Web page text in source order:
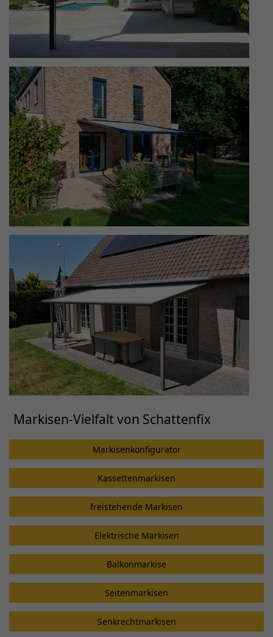
Markisen-Vielfalt von Schattenfix
Markisenkonfigurator
Kassettenmarkisen
freistehende Markisen
Elektrische Markisen
Balkonmarkise
Seitenmarkisen
Senkrechtmarkisen